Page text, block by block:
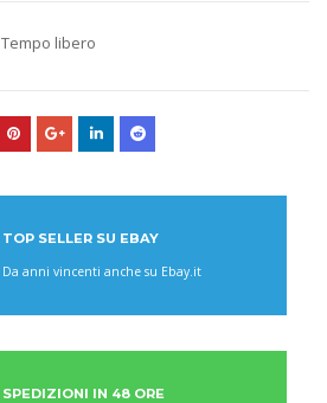
Tempo libero
TOP SELLER SU EBAY
Da anni vincenti anche su Ebay.it
SPEDIZIONI IN 48 ORE